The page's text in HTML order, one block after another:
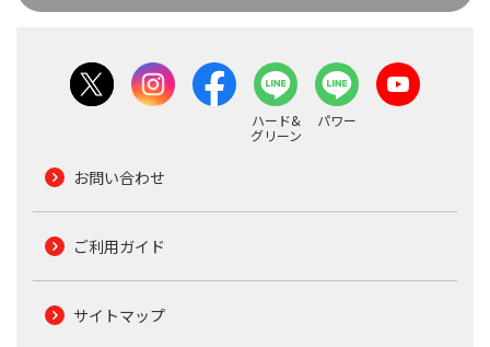
ハード&
グリーン
パワー
お問い合わせ
ご利用ガイド
サイトマップ